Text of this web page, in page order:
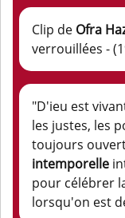
Clip de Ofra
"D'ieu est
les justes, les
toujours
intemporelle
pour célébrer
lorsqu'on est